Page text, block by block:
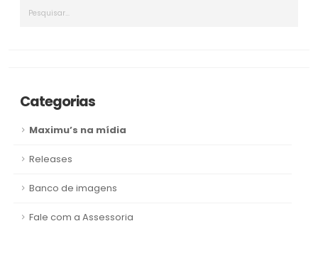
Categorias
Maximu’s na mídia
Releases
Banco de imagens
Fale com a Assessoria